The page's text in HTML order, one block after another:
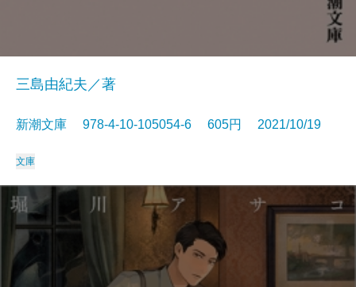
三島由紀夫／著
新潮文庫 978-4-10-105054-6 605円 2021/10/19
文庫